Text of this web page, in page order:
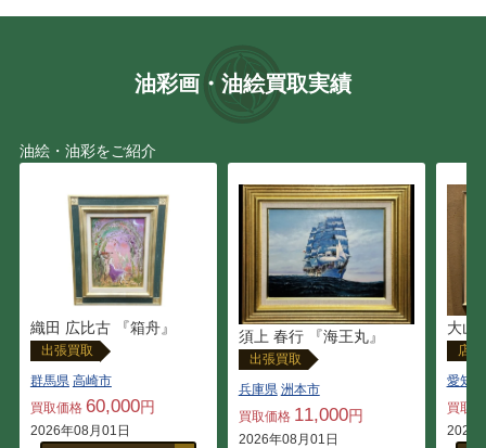
ミッシェル・バテュ 元永 定正
斎藤 清 岡田 三郎助
上村 松篁
絹谷 幸二
小倉 遊亀 西村 龍介
油彩画・油絵買取実績
油絵・油彩をご紹介
織田 広比古 『箱舟』
出張買取
群馬県 高崎市
買取価格 60,000円
2026年08月01日
須上 春行 『海王丸』
出張買取
兵庫県 洲本市
買取価格 11,000円
2026年08月01日
大山
店
愛知県
買取
2026